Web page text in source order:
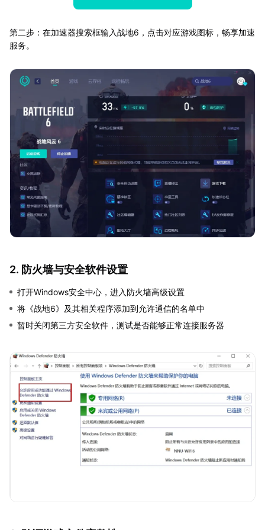
第二步：在加速器搜索框输入战地6，点击对应游戏图标，畅享加速
服务。
2. 防火墙与安全软件设置
打开Windows安全中心，进入防火墙高级设置
将《战地6》及其相关程序添加到允许通信的名单中
暂时关闭第三方安全软件，测试是否能够正常连接服务器